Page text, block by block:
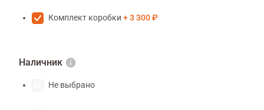
Комплект коробки 3 300 ₽
Наличник
Не выбрано